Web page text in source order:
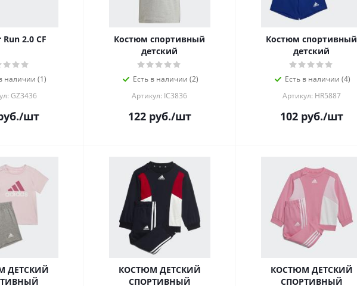
2.0 CF
наличии (1)
GZ3436
/шт
Костюм спортивный
детский
Есть в наличии (2)
Артикул: IC3836
122руб./шт
Костюм спортивный
детский
Есть в наличии (4)
Артикул: HR5887
102руб./шт
ДЕТСКИЙ
КОСТЮМ ДЕТСКИЙ
СПОРТИВНЫЙ
КОСТЮМ ДЕТСКИЙ
СПОРТИВНЫЙ